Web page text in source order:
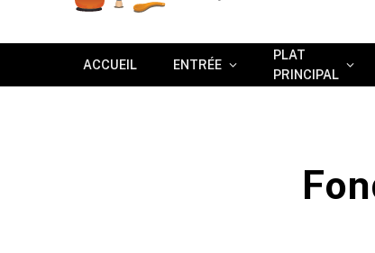
ACCUEIL ENTRÉE
PLAT
PRINCIPAL